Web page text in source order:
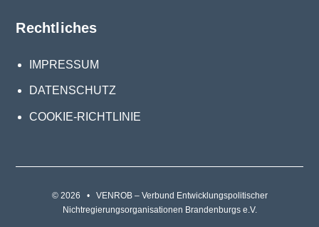
Rechtliches
IMPRESSUM
DATENSCHUTZ
COOKIE-RICHTLINIE
© 2026 • VENROB – Verbund Entwicklungspolitischer
Nichtregierungsorganisationen Brandenburgs e.V.